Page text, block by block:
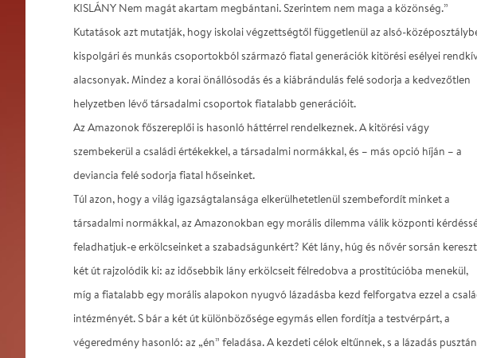
KISLÁNY Nem magát akartam megbántani. Szerintem nem maga a közönség.”
Kutatások azt mutatják, hogy iskolai végzettségtől függetlenül az alsó-
kispolgári és munkás csoportokból származó fiatal generációk kitörési esélyei
alacsonyak. Mindez a korai önállósodás és a kiábrándulás felé sodorja a kedvezőtlen
helyzetben lévő társadalmi csoportok fiatalabb generációit.
Az Amazonok főszereplői is hasonló háttérrel rendelkeznek. A kitörési vágy
szembekerül a családi értékekkel, a társadalmi normákkal, és – más opció híján – a
deviancia felé sodorja fiatal hőseinket.
Túl azon, hogy a világ igazságtalansága elkerülhetetlenül szembefordít minket a
társadalmi normákkal, az Amazonokban egy morális dilemma válik központi
feladhatjuk-e erkölcseinket a szabadságunkért? Két lány, húg és nővér sorsán
két út rajzolódik ki: az idősebbik lány erkölcseit félredobva a prostitúcióba menekül,
míg a fiatalabb egy morális alapokon nyugvó lázadásba kezd felforgatva ezzel a
intézményét. S bár a két út különbözősége egymás ellen fordítja a testvérpárt, a
végeredmény hasonló: az „én” feladása. A kezdeti célok eltűnnek, s a lázadás pusztán